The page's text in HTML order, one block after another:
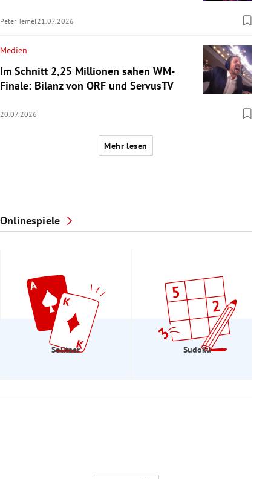
Peter Temel 21.07.2026
Medien
Im Schnitt 2,25 Millionen sahen WM-
Finale: Bilanz von ORF und ServusTV
20.07.2026
Mehr lesen
Onlinespiele
Solitaer Sudoku